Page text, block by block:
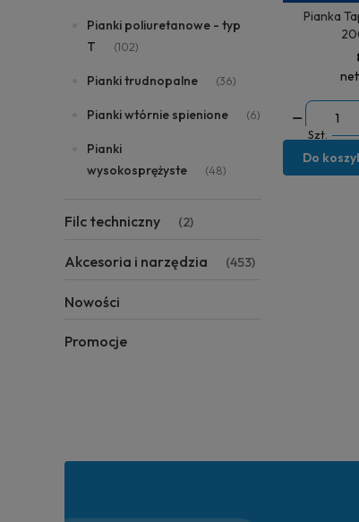
Pianki poliuretanowe - typ
T
(102)
Pianki trudnopalne (36)
Pianki wtórnie spienione (6)
Pianki
wysokosprężyste
(48)
Filc techniczny (2)
Akcesoria i narzędzia (453)
Nowości
Promocje
Pianka
Szt.
Do